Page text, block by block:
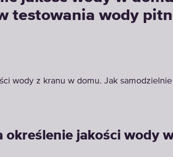
testowania wody
wody z kranu w domu. Jak samodzielnie
określenie jakości wody